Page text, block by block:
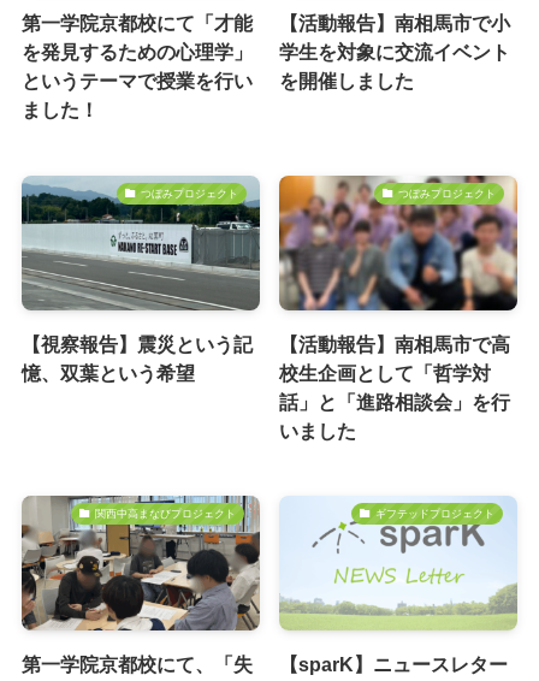
第一学院京都校にて「才能
を発見するための心理学」
というテーマで授業を行い
ました！
【活動報告】南相馬市で小
学生を対象に交流イベント
を開催しました
つぼみプロジェクト
【視察報告】震災という記
憶、双葉という希望
つぼみプロジェクト
【活動報告】南相馬市で高
校生企画として「哲学対
話」と「進路相談会」を行
いました
関西中高まなびプロジェクト
第一学院京都校にて、「失
ギフテッドプロジェクト
【sparK】ニュースレター